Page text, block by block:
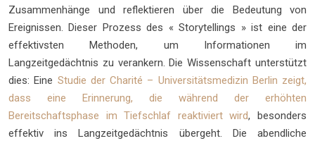
Zusammenhänge und reflektieren über die Bedeutung von
Ereignissen. Dieser Prozess des « Storytellings » ist eine der
effektivsten Methoden, um Informationen im
Langzeitgedächtnis zu verankern. Die Wissenschaft unterstützt
dies: Eine Studie der Charité – Universitätsmedizin Berlin zeigt,
dass eine Erinnerung, die während der erhöhten
Bereitschaftsphase im Tiefschlaf reaktiviert wird, besonders
effektiv ins Langzeitgedächtnis übergeht. Die abendliche